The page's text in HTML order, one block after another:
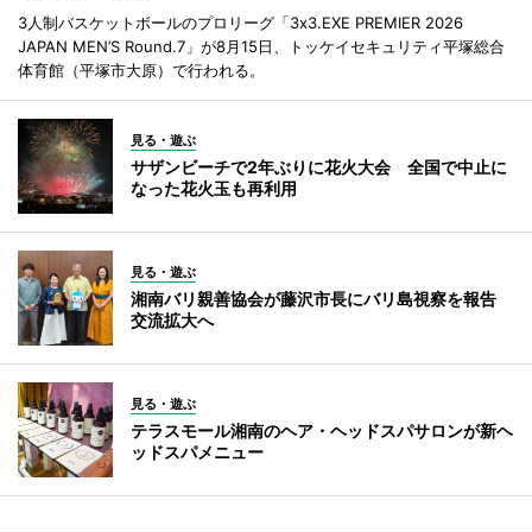
3人制バスケットボールのプロリーグ「3x3.EXE PREMIER 2026
JAPAN MEN’S Round.7」が8月15日、トッケイセキュリティ平塚総合
体育館（平塚市大原）で行われる。
見る・遊ぶ
サザンビーチで2年ぶりに花火大会 全国で中止に
なった花火玉も再利用
見る・遊ぶ
湘南バリ親善協会が藤沢市長にバリ島視察を報告
交流拡大へ
見る・遊ぶ
テラスモール湘南のヘア・ヘッドスパサロンが新ヘ
ッドスパメニュー